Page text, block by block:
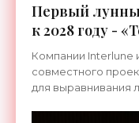
Первый
к 2028 году -
Компании Interlune
совместного
для выравнивания